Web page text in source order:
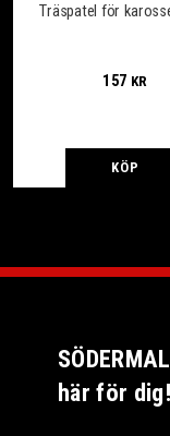
Träspatel för
157 KR
KÖP
här för dig!